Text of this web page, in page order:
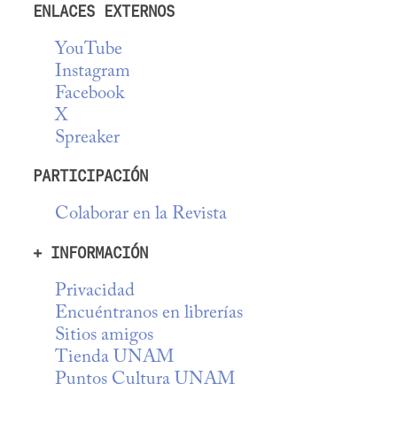
ENLACES EXTERNOS
YouTube
Instagram
Facebook
X
Spreaker
PARTICIPACIÓN
Colaborar en la Revista
+ INFORMACIÓN
Privacidad
Encuéntranos en librerías
Sitios amigos
Tienda UNAM
Puntos Cultura UNAM